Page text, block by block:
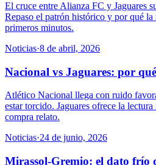
El cruce entre Alianza FC y Jaguares
Repaso el patrón histórico y por qué la
primeros minutos.
Noticias·8 de abril, 2026
Nacional vs Jaguares: por
Atlético Nacional llega con ruido
estar torcido. Jaguares ofrece la
compra relato.
Noticias·24 de junio, 2026
Mirassol-Gremio: el dato frío